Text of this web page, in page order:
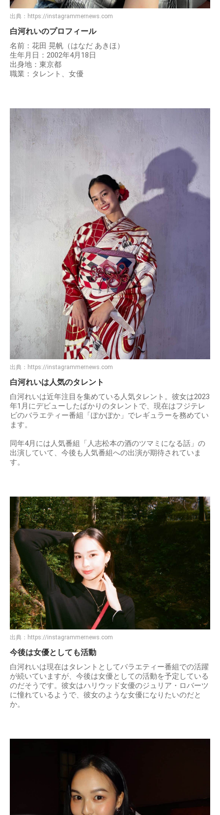
出典： https://instagrammernews.com
白河れいのプロフィール
名前：花田 晃帆（はなだ あきほ）
生年月日：2002年4月18日
出身地：東京都
職業：タレント、女優
出典： https://instagrammernews.com
白河れいは人気のタレント
白河れいは近年注目を集めている人気タレント。彼女は2023
年1月にデビューしたばかりのタレントで、現在はフジテレ
ビのバラエティー番組「ぽかぽか」でレギュラーを務めてい
ます。
同年4月には人気番組「人志松本の酒のツマミになる話」の
出演していて、今後も人気番組への出演が期待されていま
す。
出典： https://instagrammernews.com
今後は女優としても活動
白河れいは現在はタレントとしてバラエティー番組での活躍
が続いていますが、今後は女優としての活動を予定している
のだそうです。彼女はハリウッド女優のジュリア・ロバーツ
に憧れているようで、彼女のような女優になりたいのだと
か。